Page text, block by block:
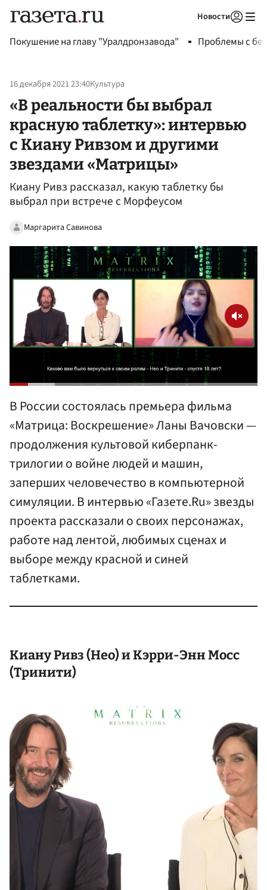
Новости
Покушение на главу "Уралдронзавода" Проблемы с
16 декабря 2021 23:40Культура
«В реальности бы выбрал
красную таблетку»: интервью
с Киану Ривзом и другими
звездами «Матрицы»
Киану Ривз рассказал, какую таблетку бы
выбрал при встрече с Морфеусом
Маргарита Савинова
В России состоялась премьера фильма
«Матрица: Воскрешение» Ланы Вачовски —
продолжения культовой киберпанк-
трилогии о войне людей и машин,
заперших человечество в компьютерной
симуляции. В интервью «Газете.Ru» звезды
проекта рассказали о своих персонажах,
работе над лентой, любимых сценах и
выборе между красной и синей
таблетками.
Киану Ривз (Нео) и Кэрри-Энн Мосс
(Тринити)